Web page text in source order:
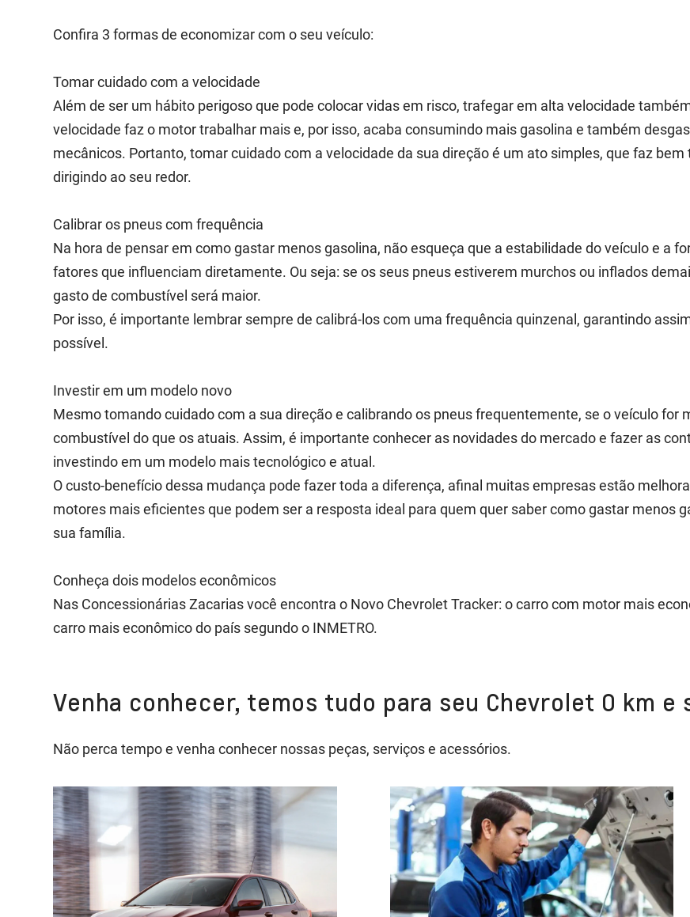
Confira 3 formas de economizar com o seu veículo:
Tomar cuidado com a velocidade
Além de ser um hábito perigoso que pode colocar vidas em risco, trafegar em alta velocidade
velocidade faz o motor trabalhar mais e, por isso, acaba consumindo mais gasolina e também
mecânicos. Portanto, tomar cuidado com a velocidade da sua direção é um ato simples, que faz
dirigindo ao seu redor.
Calibrar os pneus com frequência
Na hora de pensar em como gastar menos gasolina, não esqueça que a estabilidade do veículo e a
fatores que influenciam diretamente. Ou seja: se os seus pneus estiverem murchos ou inflados
gasto de combustível será maior.
Por isso, é importante lembrar sempre de calibrá-los com uma frequência quinzenal, garantindo
possível.
Investir em um modelo novo
Mesmo tomando cuidado com a sua direção e calibrando os pneus frequentemente, se o veículo
combustível do que os atuais. Assim, é importante conhecer as novidades do mercado e fazer as
investindo em um modelo mais tecnológico e atual.
O custo-benefício dessa mudança pode fazer toda a diferença, afinal muitas empresas estão
motores mais eficientes que podem ser a resposta ideal para quem quer saber como gastar menos
sua família.
Conheça dois modelos econômicos
Nas Concessionárias Zacarias você encontra o Novo Chevrolet Tracker: o carro com motor mais
carro mais econômico do país segundo o INMETRO.
Venha conhecer, temos tudo para seu Chevrolet 0 km e
Não perca tempo e venha conhecer nossas peças, serviços e acessórios.